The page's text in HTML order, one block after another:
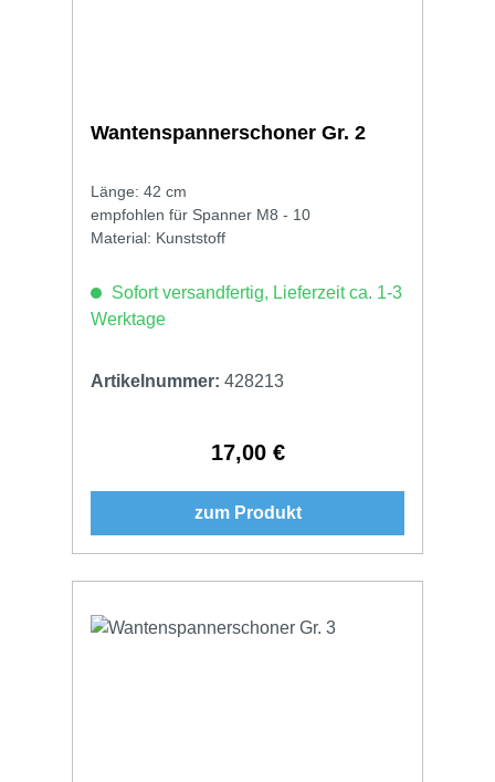
Wantenspannerschoner Gr. 2
Länge: 42 cm
empfohlen für Spanner M8 - 10
Material: Kunststoff
Sofort versandfertig, Lieferzeit ca. 1-3
Werktage
Artikelnummer: 428213
Regulärer Preis:
17,00 €
zum Produkt